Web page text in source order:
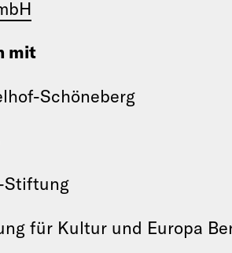
mit
Schöneberg
Stiftung
für Kultur und Europa